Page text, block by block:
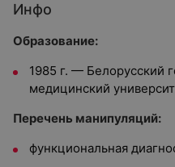
Инфо
Образование:
1985 г. — Белорусский
медицинский
Перечень манипуляций:
функциональная